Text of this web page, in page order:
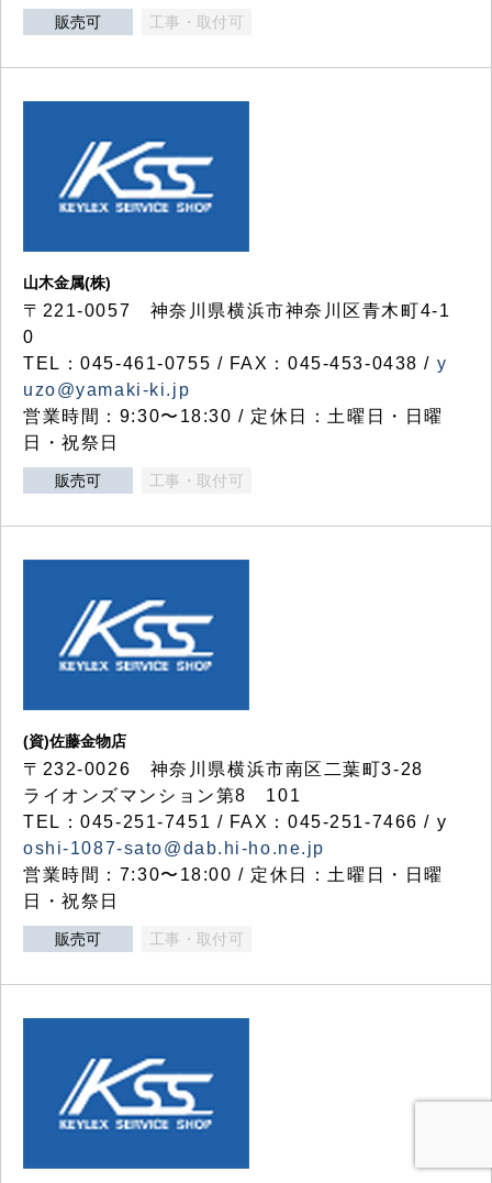
販売可 工事・取付可
山木金属(株)
〒221-0057 神奈川県横浜市神奈川区青木町4-1
0
TEL：045-461-0755 / FAX：045-453-0438 / y
uzo@yamaki-ki.jp
営業時間：9:30〜18:30 / 定休日：土曜日・日曜
日・祝祭日
販売可 工事・取付可
(資)佐藤金物店
〒232-0026 神奈川県横浜市南区二葉町3-28
ライオンズマンション第8 101
TEL：045-251-7451 / FAX：045-251-7466 / y
oshi-1087-sato@dab.hi-ho.ne.jp
営業時間：7:30〜18:00 / 定休日：土曜日・日曜
日・祝祭日
販売可 工事・取付可